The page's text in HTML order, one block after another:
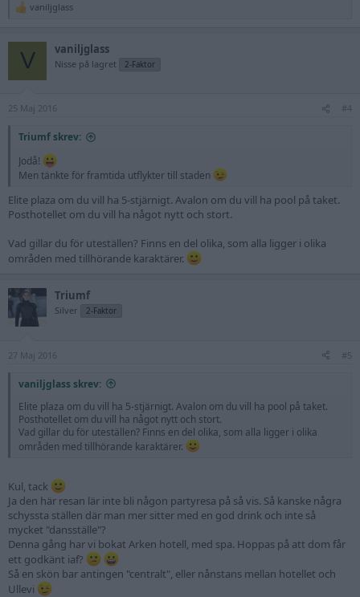
R
o
s
vaniljglass
V vaniljglass
Nisse på lagret 2-Faktor
25 Maj 2016 #4
Triumf skrev:
Jodå!
Men tänkte för framtida utflykter till staden
Elite plaza om du vill ha 5-stjärnigt. Avalon om du vill ha pool på taket.
Posthotellet om du vill ha något nytt och stort.
Vad gillar du för uteställen? Finns en del olika, som alla ligger i olika
områden med tillhörande karaktärer.
Triumf
Silver 2-Faktor
27 Maj 2016 #5
vaniljglass skrev:
Elite plaza om du vill ha 5-stjärnigt. Avalon om du vill ha pool på taket.
Posthotellet om du vill ha något nytt och stort.
Vad gillar du för uteställen? Finns en del olika, som alla ligger i olika
områden med tillhörande karaktärer.
Kul, tack
Ja den här resan lär inte bli någon partyresa på så vis. Så kanske några
schyssta ställen där man mer sitter med en god drink och inte så
mycket "dansställe"?
Denna gång har vi bokat Arken hotell, med spa. Hoppas på att dom får
ett godkänt iaf?
Så en skön bar antingen "centralt", eller nånstans mellan hotellet och
Ullevi